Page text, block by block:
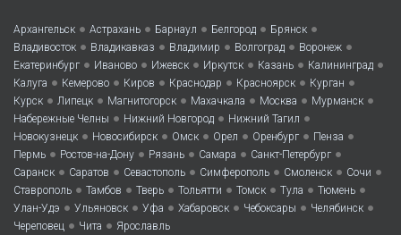
Архангельск • Астрахань • Барнаул • Белгород • Брянск •
Владивосток • Владикавказ • Владимир • Волгоград • Воронеж •
Екатеринбург • Иваново • Ижевск • Иркутск • Казань • Калининград •
Калуга • Кемерово • Киров • Краснодар • Красноярск • Курган •
Курск • Липецк • Магнитогорск • Махачкала • Москва • Мурманск •
Набережные Челны • Нижний Новгород • Нижний Тагил •
Новокузнецк • Новосибирск • Омск • Орел • Оренбург • Пенза •
Пермь • Ростов-на-Дону • Рязань • Самара • Санкт-Петербург •
Саранск • Саратов • Севастополь • Симферополь • Смоленск • Сочи •
Ставрополь • Тамбов • Тверь • Тольятти • Томск • Тула • Тюмень •
Улан-Удэ • Ульяновск • Уфа • Хабаровск • Чебоксары • Челябинск •
Череповец • Чита • Ярославль